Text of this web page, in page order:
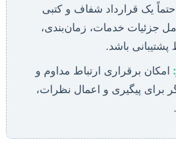
حتماً یک قرارداد شفاف و کتبی
جزئیات خدمات، زمان‌بندی،
باشد.
امکان برقراری ارتباط مداوم و
برای پیگیری و اعمال نظرات،